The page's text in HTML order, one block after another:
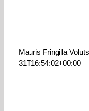
Mauris Fringilla Voluts
31T16:54:02+00:00